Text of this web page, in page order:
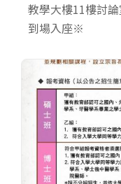
教學大樓11樓討
到場入座※